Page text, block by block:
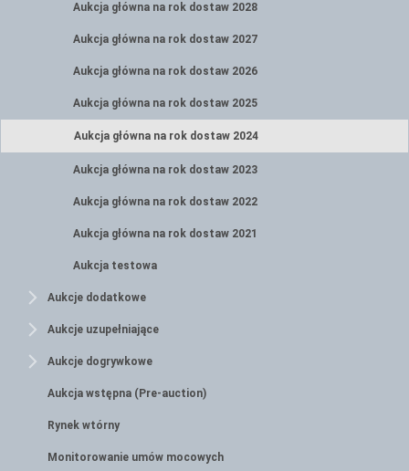
Aukcja główna na rok dostaw 2028
Aukcja główna na rok dostaw 2027
Aukcja główna na rok dostaw 2026
Aukcja główna na rok dostaw 2025
Aukcja główna na rok dostaw 2024
Aukcja główna na rok dostaw 2023
Aukcja główna na rok dostaw 2022
Aukcja główna na rok dostaw 2021
Aukcja testowa
Aukcje dodatkowe
Aukcje uzupełniające
Aukcje dogrywkowe
Aukcja wstępna (Pre-auction)
Rynek wtórny
Monitorowanie umów mocowych